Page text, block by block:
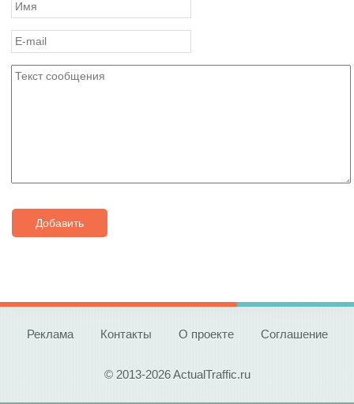
Добавить
Реклама Контакты О проекте Соглашение
© 2013-2026 ActualTraffic.ru